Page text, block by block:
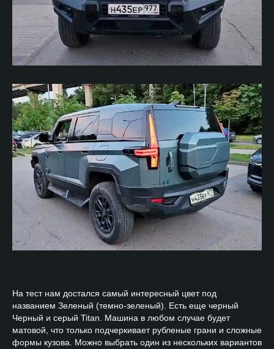
На тест нам достался самый интересный цвет под
названием Зеленый (темно-зеленый). Есть еще черный
Черный и серый Titan. Машина в любом случае будет
матовой, что только подчеркивает рубленые грани и сложные
формы кузова. Можно выбрать один из нескольких вариантов